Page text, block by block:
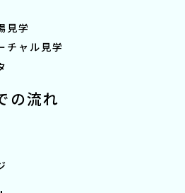
見学
チャル見学
の流れ